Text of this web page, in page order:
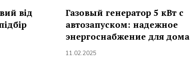
від
Газовый генератор 5 кВт с
автозапуском: надежное
энергоснабжение для дома
11.02.2025